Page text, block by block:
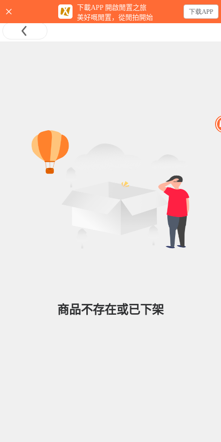
商品不存在或已下架
×
下載APP 開啟閒置之旅
美好嘅閒置，從閒拍開始
下载APP